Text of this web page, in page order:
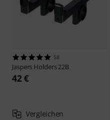
58
Jaspers Holders 22B
42 €
Vergleichen